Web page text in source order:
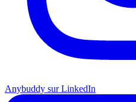
Anybuddy sur LinkedIn